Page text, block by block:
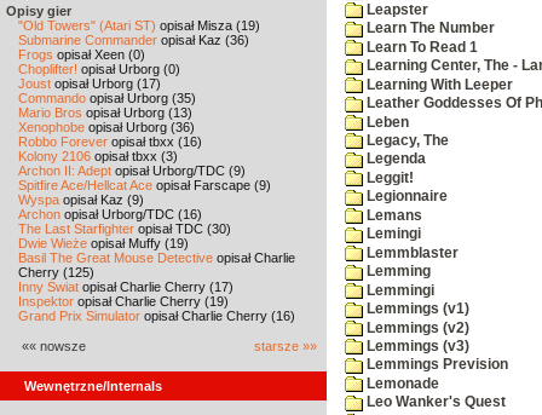
Opisy gier
"Old Towers" (Atari ST) opisał Misza (19)
Submarine Commander opisał Kaz (36)
Frogs opisał Xeen (0)
Choplifter! opisał Urborg (0)
Joust opisał Urborg (17)
Commando opisał Urborg (35)
Mario Bros opisał Urborg (13)
Xenophobe opisał Urborg (36)
Robbo Forever opisał tbxx (16)
Kolony 2106 opisał tbxx (3)
Archon II: Adept opisał Urborg/TDC (9)
Spitfire Ace/Hellcat Ace opisał Farscape (9)
Wyspa opisał Kaz (9)
Archon opisał Urborg/TDC (16)
The Last Starfighter opisał TDC (30)
Dwie Wieże opisał Muffy (19)
Basil The Great Mouse Detective opisał Charlie
Cherry (125)
Inny Świat opisał Charlie Cherry (17)
Inspektor opisał Charlie Cherry (19)
Grand Prix Simulator opisał Charlie Cherry (16)
«« nowsze starsze »»
Wewnętrzne/Internals
Leapster
Learn The Number
Learn To Read 1
Learning Center, The -
Learning With Leeper
Leather Goddesses Of
Leben
Legacy, The
Legenda
Leggit!
Legionnaire
Lemans
Lemingi
Lemmblaster
Lemming
Lemmingi
Lemmings (v1)
Lemmings (v2)
Lemmings (v3)
Lemmings Prevision
Lemonade
Leo Wanker's Quest